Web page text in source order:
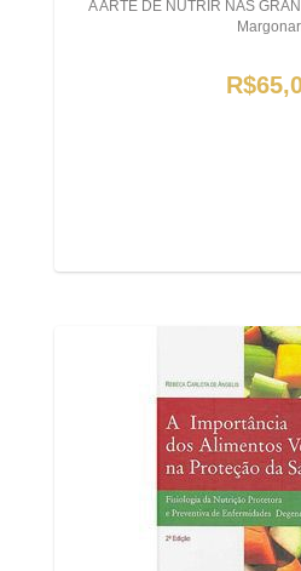
A ARTE DE NUTRIR NAS